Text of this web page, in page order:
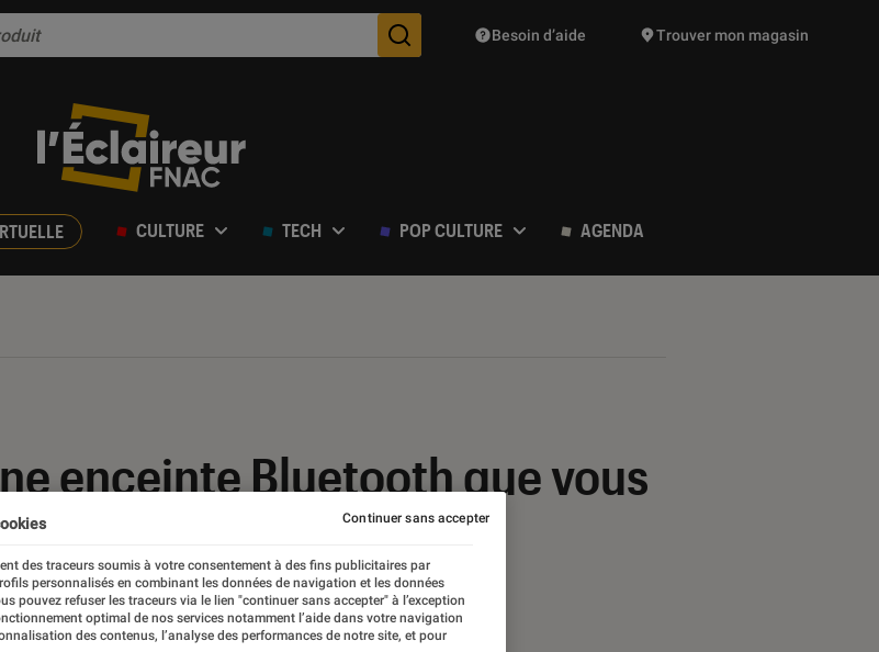
Des suggestions de produits vont vous être proposées
Besoin d’aide Trouver mon magasin
CULTURE TECH POP CULTURE AGENDA
enceinte Bluetooth que vous
!
des traceurs soumis à votre consentement à des fins publicitaires par
personnalisés en combinant les données de navigation et les données
pouvez refuser les traceurs via le lien "continuer sans accepter" à l’exception
optimal de nos services notamment l’aide dans votre navigation
des contenus, l’analyse des performances de notre site, et pour
Continuer sans accepter